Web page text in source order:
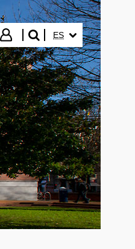
Iniciar sesión
buscar"
IDIOMA
ES